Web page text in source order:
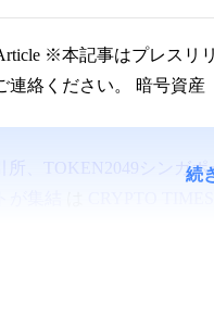
Article ※本記事はプレス
連絡ください。 暗号資産
所、TOKEN2049シンガポ
続